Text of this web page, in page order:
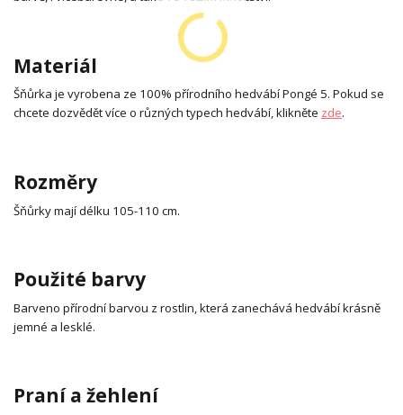
Materiál
Šňůrka je vyrobena ze 100% přírodního hedvábí Pongé 5. Pokud se
chcete dozvědět více o různých typech hedvábí, klikněte zde.
Rozměry
Šňůrky mají délku 105-110 cm.
Použité barvy
Barveno přírodní barvou z rostlin, která zanechává hedvábí krásně
jemné a lesklé.
Praní a žehlení